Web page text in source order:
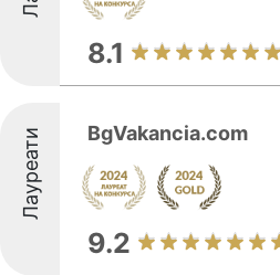
8.1
Лауреати BgVakancia.com
9.2